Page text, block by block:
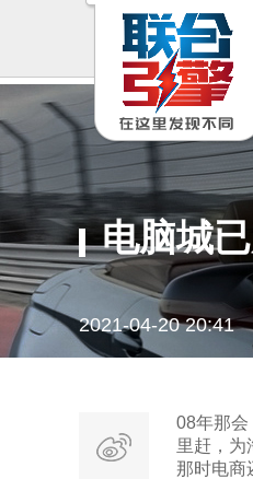
电脑城
2021-04-20 20:41
08年那会
里赶，为
那时电商